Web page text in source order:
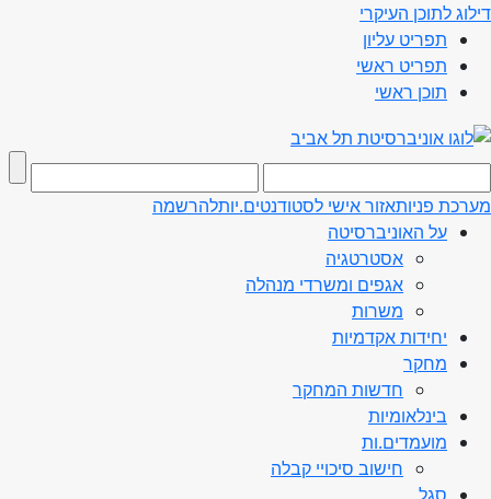
דילוג לתוכן העיקרי
תפריט עליון
תפריט ראשי
תוכן ראשי
מערכת פניותאזור אישי לסטודנטים.יותלהרשמה
על האוניברסיטה
אסטרטגיה
אגפים ומשרדי מנהלה
משרות
יחידות אקדמיות
מחקר
חדשות המחקר
בינלאומיות
מועמדים.ות
חישוב סיכויי קבלה